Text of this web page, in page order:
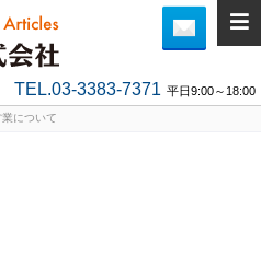
TEL.03-3383-7371 平日9:00～18:00
について